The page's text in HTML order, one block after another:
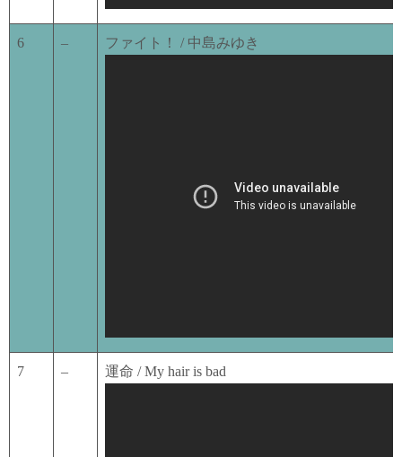
6 – ファイト！ / 中島みゆき
7 – 運命 / My hair is bad